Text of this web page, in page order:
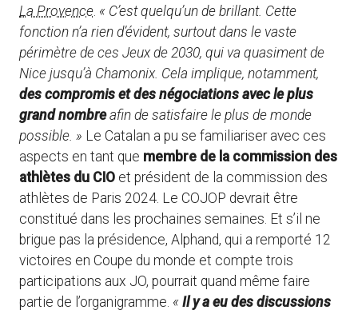
La Provence. « C’est quelqu’un de brillant. Cette
fonction n’a rien d’évident, surtout dans le vaste
périmètre de ces Jeux de 2030, qui va quasiment de
Nice jusqu’à Chamonix. Cela implique, notamment,
des compromis et des négociations avec le plus
grand nombreafin de satisfaire le plus de monde
possible. » Le Catalan a pu se familiariser avec ces
aspects en tant que membre de la commission des
athlètes du CIO et président de la commission des
athlètes de Paris 2024. Le COJOP devrait être
constitué dans les prochaines semaines. Et s’il ne
brigue pas la présidence, Alphand, qui a remporté 12
victoires en Coupe du monde et compte trois
participations aux JO, pourrait quand même faire
partie de l’organigramme. « Il y a eu des discussions